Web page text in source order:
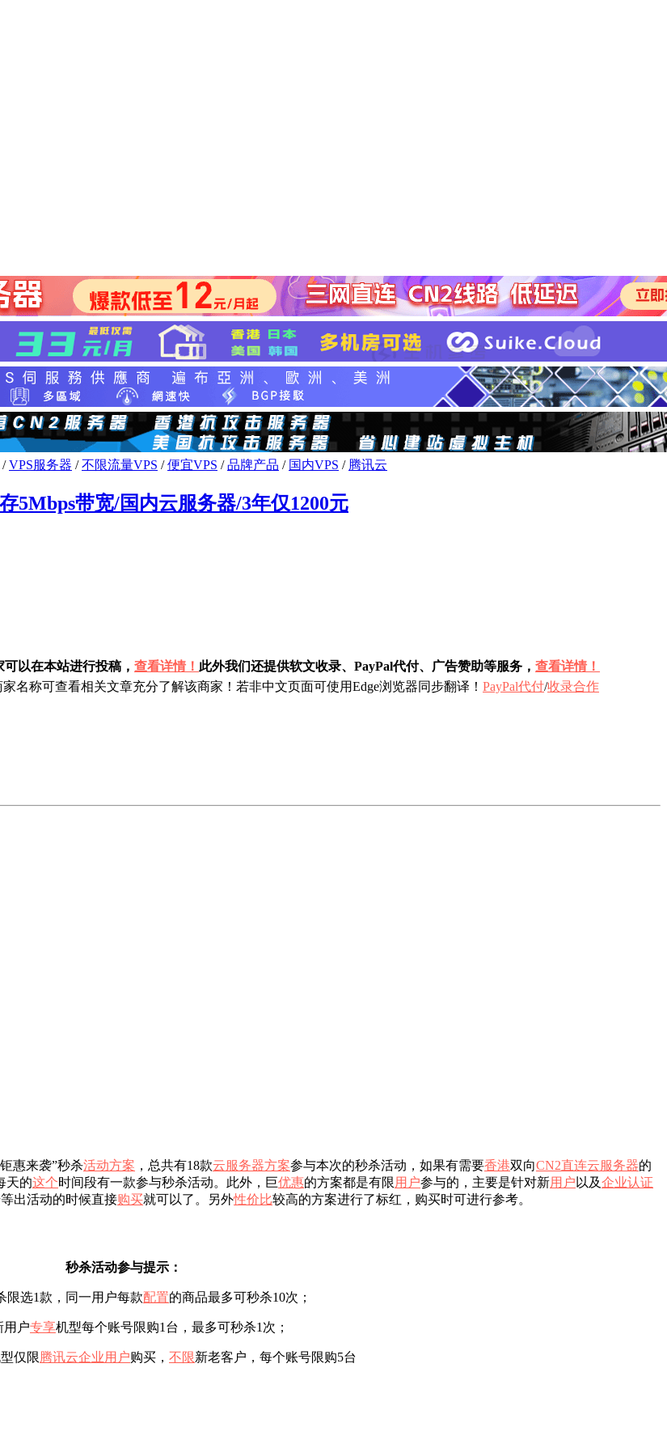
/VPS服务器 /不限流量VPS /便宜VPS /品牌产品 / 国内VPS / 腾讯云
5Mbps带宽/国内云服务器/3年仅1200元
以在本站进行投稿， 查看详情！ 此外我们还提供软文收录、PayPal代付、广告赞助等服务， 查看详情！
称可查看相关文章充分了解该商家！若非中文页面可使用Edge浏览器同步翻译！ PayPal代付/收录合作
惠来袭”秒杀活动方案 ，总共有18款云服务器方案参与本次的秒杀活动，如果有需要香港双向CN2直连云服务器的
天的这个时间段有一款参与秒杀活动。此外，巨优惠的方案都是有限用户参与的，主要是针对新用户 以及企业认证
出活动的时候直接购买就可以了。另外性价比较高的方案进行了标红，购买时可进行参考。
秒杀活动参与提示：
限选1款，同一用户每款配置的商品最多可秒杀10次；
用户专享机型每个账号限购1台，最多可秒杀1次；
仅限腾讯云企业用户购买， 不限新老客户，每个账号限购5台